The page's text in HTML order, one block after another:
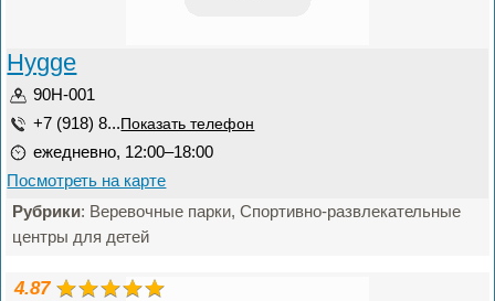
Hygge
90Н-001
+7 (918) 8... Показать телефон
ежедневно, 12:00–18:00
Посмотреть на карте
Рубрики: Веревочные парки, Спортивно-развлекательные
центры для детей
4.87